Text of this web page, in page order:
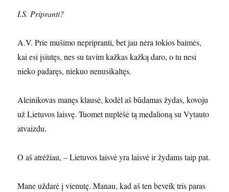
I.S. Pripranti?
A.V. Prie mušimo nepripranti, bet jau nėra tokios baimės,
kai esi įsiutęs, nes su tavim kažkas kažką daro, o tu nesi
nieko padaręs, niekuo nenusikaltęs.
Aleinikovas manęs klausė, kodėl aš būdamas žydas, kovoju
už Lietuvos laisvę. Tuomet nuplėšė tą medalioną su Vytauto
atvaizdu.
O aš atrėžiau, – Lietuvos laisvė yra laisvė ir žydams taip pat.
Mane uždarė į vienutę. Manau, kad aš ten beveik tris paras